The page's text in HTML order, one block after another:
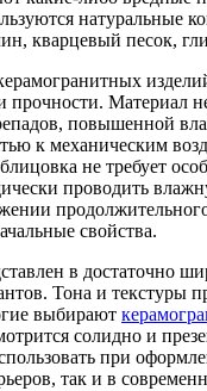
натуральные
кварцевый песок,
прочности. Материал
повышенной
к механическим
не требует
проводить
свойства.
в достаточно
Тона и текстуры
выбирают
солидно и
при
так и в